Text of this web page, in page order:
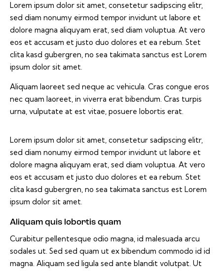
Lorem ipsum dolor sit amet, consetetur sadipscing elitr,
sed diam nonumy eirmod tempor invidunt ut labore et
dolore magna aliquyam erat, sed diam voluptua. At vero
eos et accusam et justo duo dolores et ea rebum. Stet
clita kasd gubergren, no sea takimata sanctus est Lorem
ipsum dolor sit amet.
Aliquam laoreet sed neque ac vehicula. Cras congue eros
nec quam laoreet, in viverra erat bibendum. Cras turpis
urna, vulputate at est vitae, posuere lobortis erat.
Lorem ipsum dolor sit amet, consetetur sadipscing elitr,
sed diam nonumy eirmod tempor invidunt ut labore et
dolore magna aliquyam erat, sed diam voluptua. At vero
eos et accusam et justo duo dolores et ea rebum. Stet
clita kasd gubergren, no sea takimata sanctus est Lorem
ipsum dolor sit amet.
Aliquam quis lobortis quam
Curabitur pellentesque odio magna, id malesuada arcu
sodales ut. Sed sed quam ut ex bibendum commodo id id
magna. Aliquam sed ligula sed ante blandit volutpat. Ut